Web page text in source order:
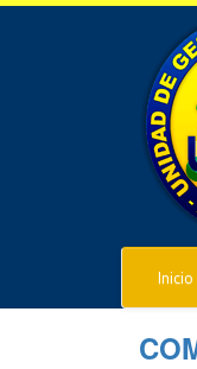
Inicio